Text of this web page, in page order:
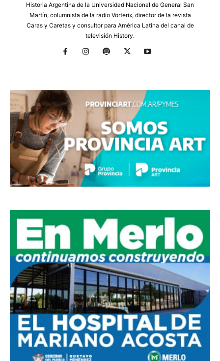
Historia Argentina de la Universidad Nacional de General San
Martín, columnista de la radio Vorterix, director de la revista
Caras y Caretas y consultor para América Latina del canal de
televisión History.